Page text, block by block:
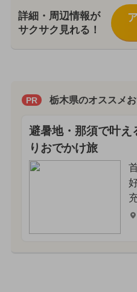
詳細・周辺情報が
サクサク見れる！
PR 栃木県のオススメ
避暑地・那須で叶え
りおでかけ旅